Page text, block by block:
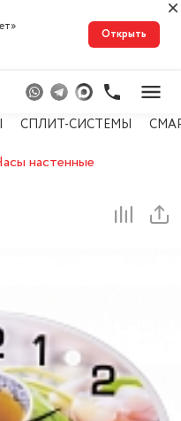
Открыть
СПЛИТ-СИСТЕМЫ
настенные